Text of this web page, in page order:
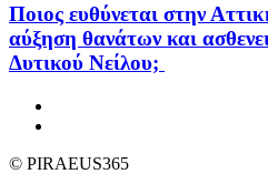
Ποιος ευθύνεται στην
αύξηση θανάτων και
Δυτικού Νείλου;
© PIRAEUS365